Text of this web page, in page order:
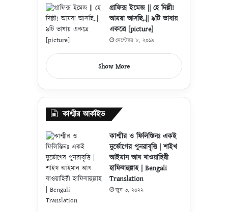
গ্রাফিক্স ইমেজ || হে দিল্লী!
আমরা আসছি..|| ৯টি ভাষায়
একত্রে [picture]
সেপ্টেম্বর ৮, ২০১৯
Show More
কাশ্মীর আর্কাইভ
কাশ্মীর ও ফিলিস্তিনঃ একই
দুর্ভোগের পুনরাবৃত্তি | শাইখ
আইমান আয যাওয়াহিরী
হাফিযাহুল্লাহ | Bengali
Translation
জুন ৩, ২০২২